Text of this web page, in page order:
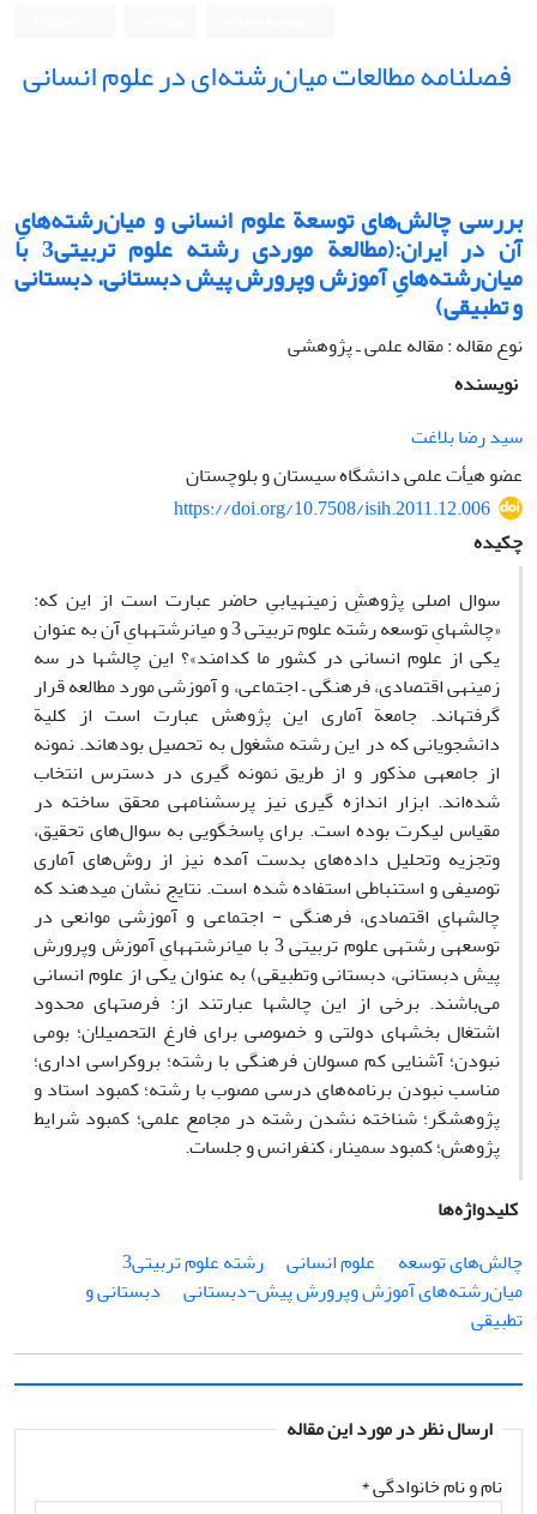
فصلنامه مطالعات میان‌رشته‌ای در علوم انسانی
بررسی چالش‌های توسعة علوم انسانی و میان‌رشته‌هایِ
آن در ایران:(مطالعة موردی رشته علوم تربیتی3 با
میان‌رشته‌هایِ آموزش وپرورش پیش دبستانی، دبستانی
و تطبیقی)
نوع مقاله : مقاله علمی ـ پژوهشی
نویسنده
سید رضا بلاغت
عضو هیأت علمی دانشگاه سیستان و بلوچستان
https://doi.org/10.7508/isih.2011.12.006
چکیده
سوال اصلی پژوهشِ زمینه­یابیِ حاضر عبارت است از این که:
«چالش­هایِ توسعه­ رشته علوم تربیتی 3 و میان­رشته­هایِ آن به عنوان
یکی از علوم انسانی در کشور ما کدامند»؟ این چالش­ها در سه
زمینه­ی اقتصادی، فرهنگی – اجتماعی، و آموزشی مورد مطالعه قرار
گرفته­اند. جامعة آماری این پژوهش عبارت است از کلیة
دانشجویانی که در این رشته مشغول به تحصیل بوده­اند. نمونه
از جامعه­ی مذکور و از طریق نمونه گیری در دسترس انتخاب
شده‌اند. ابزار اندازه گیری نیز پرسشنامه­ی محقق ساخته در
مقیاس لیکرت بوده است. برای پاسخگویی به سوال‌های تحقیق،
وتجزیه وتحلیل داده‌های بدست آمده نیز از روش‌های آماری
توصیفی و استنباطی استفاده شده است. نتایج نشان می­دهند که
چالش­هایِ اقتصادی، فرهنگی - اجتماعی و آموزشی موانعی در
توسعه­ی رشته­ی علوم تربیتی 3 با میان­رشته­هایِ آموزش وپرورش
پیش دبستانی، دبستانی وتطبیقی) به عنوان یکی از علوم انسانی
می‌باشند. برخی از این چالش­ها عبارتند از: فرصت­های محدود
اشتغال بخش­های دولتی و خصوصی برای فارغ التحصیلان؛ بومی
نبودن؛ آشنایی کم مسولان فرهنگی با رشته؛ بروکراسی اداری؛
مناسب نبودن برنامه‌های درسی مصوب با رشته؛ کمبود استاد و
پژوهشگر؛ شناخته نشدن رشته در مجامع علمی؛ کمبود شرایط
پژوهش؛ کمبود سمینار، کنفرانس و جلسات.
کلیدواژه‌ها
چالش‌های توسعه
علوم انسانی
رشته علوم تربیتی3
میان‌رشته‌های آموزش وپرورش پیش-دبستانی
دبستانی و
تطبیقی
ارسال نظر در مورد این مقاله
نام و نام خانوادگی*